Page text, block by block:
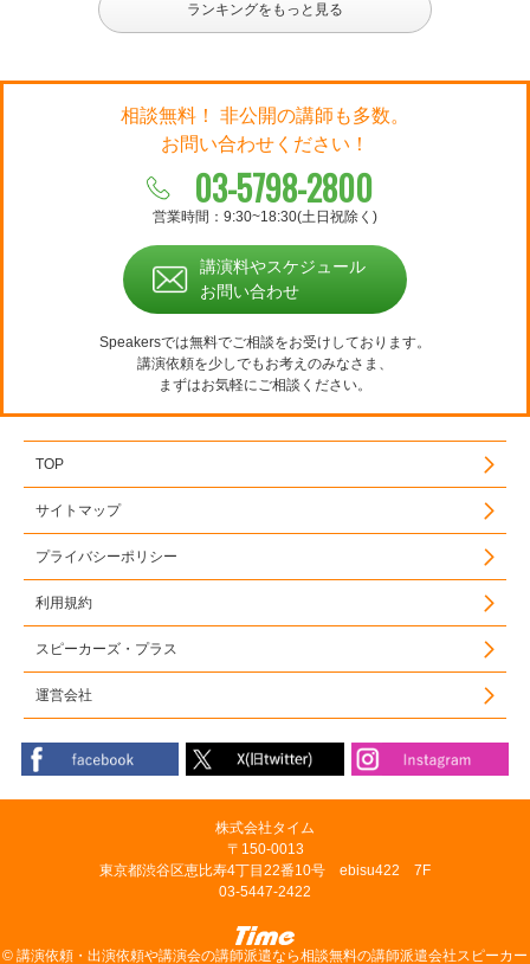
ランキングをもっと見る
相談無料！ 非公開の講師も多数。
お問い合わせください！
03-5798-2800
営業時間：9:30~18:30(土日祝除く)
講演料やスケジュール
お問い合わせ
Speakersでは無料でご相談をお受けしております。
講演依頼を少しでもお考えのみなさま、
まずはお気軽にご相談ください。
TOP
サイトマップ
プライバシーポリシー
利用規約
スピーカーズ・プラス
運営会社
株式会社タイム
〒150-0013
東京都渋谷区恵比寿4丁目22番10号 ebisu422 7F
03-5447-2422
© 講演依頼・出演依頼や講演会の講師派遣なら相談無料の講師派遣会社スピーカー